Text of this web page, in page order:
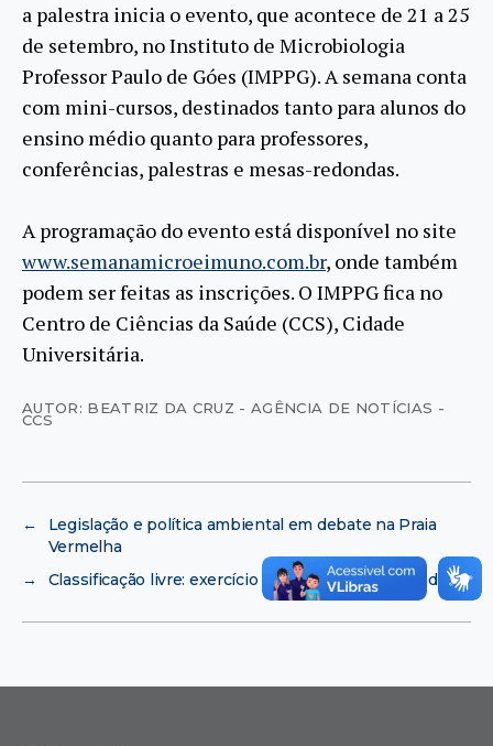
a palestra inicia o evento, que acontece de 21 a 25
de setembro, no Instituto de Microbiologia
Professor Paulo de Góes (IMPPG). A semana conta
com mini-cursos, destinados tanto para alunos do
ensino médio quanto para professores,
conferências, palestras e mesas-redondas.
A programação do evento está disponível no site
www.semanamicroeimuno.com.br, onde também
podem ser feitas as inscrições. O IMPPG fica no
Centro de Ciências da Saúde (CCS), Cidade
Universitária.
AUTOR: BEATRIZ DA CRUZ - AGÊNCIA DE NOTÍCIAS -
CCS
←
Legislação e política ambiental em debate na Praia
Vermelha
→
Classificação livre: exercício físico em qualquer idade